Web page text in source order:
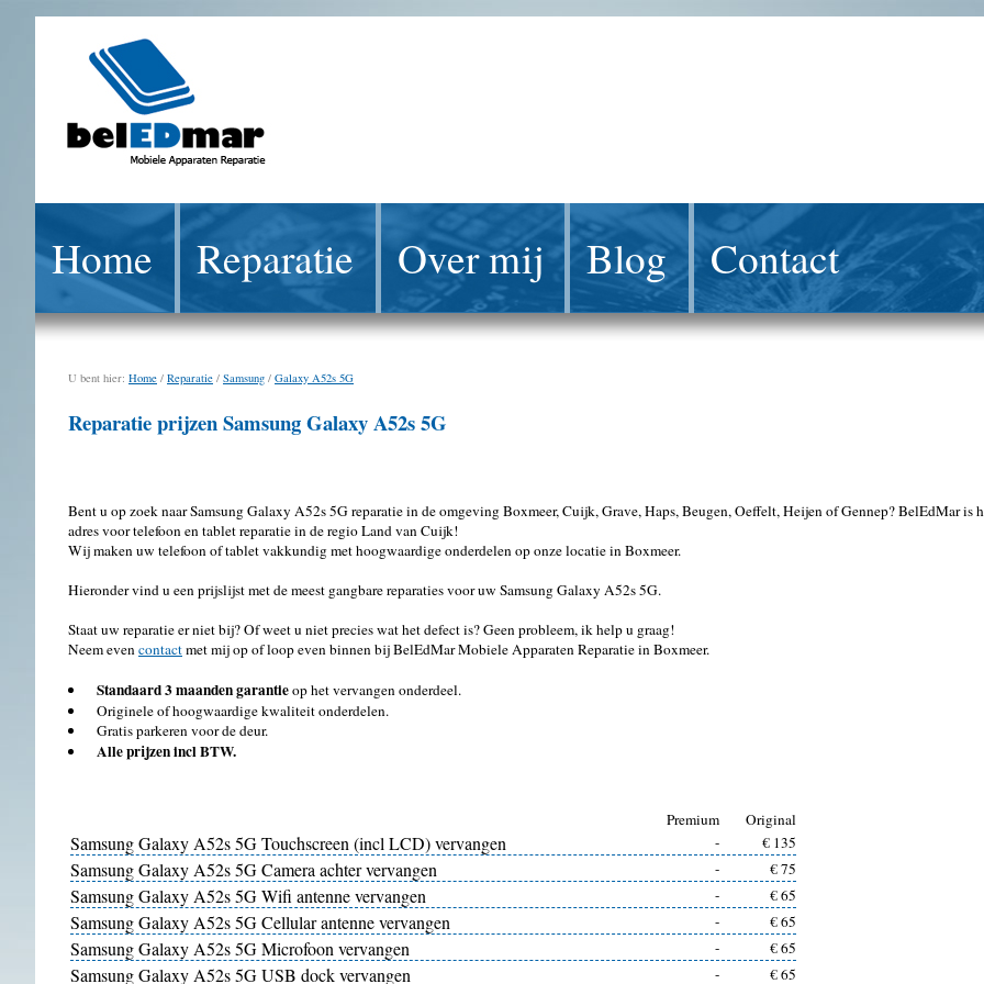
Home Reparatie Over mij Blog Contact
U bent hier: Home / Reparatie / Samsung / Galaxy A52s 5G
Reparatie prijzen Samsung Galaxy A52s 5G
Bent u op zoek naar Samsung Galaxy A52s 5G reparatie in de omgeving Boxmeer, Cuijk, Grave, Haps, Beugen, Oeffelt, Heijen of Gennep? BelEdMar is
adres voor telefoon en tablet reparatie in de regio Land van Cuijk!
Wij maken uw telefoon of tablet vakkundig met hoogwaardige onderdelen op onze locatie in Boxmeer.
Hieronder vind u een prijslijst met de meest gangbare reparaties voor uw Samsung Galaxy A52s 5G.
Staat uw reparatie er niet bij? Of weet u niet precies wat het defect is? Geen probleem, ik help u graag!
Neem evencontactmet mij op of loop even binnen bij BelEdMar Mobiele Apparaten Reparatie in Boxmeer.
Standaard 3 maanden garantieop het vervangen onderdeel.
Originele of hoogwaardige kwaliteit onderdelen.
Gratis parkeren voor de deur.
Alle prijzen incl BTW.
Premium Original
Samsung Galaxy A52s 5G Touchscreen (incl LCD) vervangen - € 135
Samsung Galaxy A52s 5G Camera achter vervangen - € 75
Samsung Galaxy A52s 5G Wifi antenne vervangen - € 65
Samsung Galaxy A52s 5G Cellular antenne vervangen - € 65
Samsung Galaxy A52s 5G Microfoon vervangen - € 65
Samsung Galaxy A52s 5G USB dock vervangen - € 65